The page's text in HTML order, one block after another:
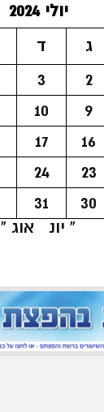
יולי 2024
ג ד
2
3
9
10
16
17
23
24
30
31
« יונ
אוג »